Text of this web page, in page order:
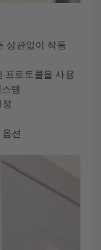
상관없이 작동
프로토콜을 사용
템
션